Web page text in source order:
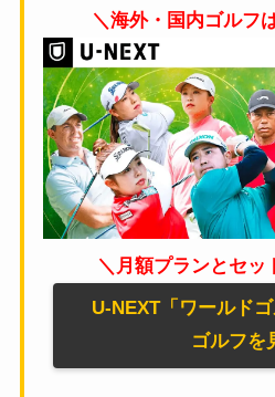
＼海外・国内ゴルフ
＼月額プランとセッ
U-NEXT「ワールド
ゴルフを